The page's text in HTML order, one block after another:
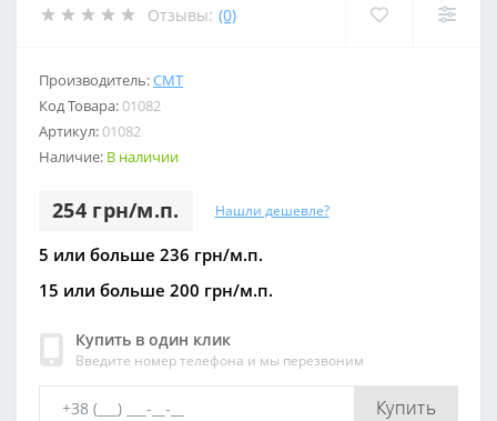
Отзывы: (0)
Производитель:СМТ
Код Товара:01082
Артикул:01082
Наличие: В наличии
254 грн/м.п. Нашли дешевле?
5 или больше 236 грн/м.п.
15 или больше 200 грн/м.п.
Купить в один клик
Введите номер телефона и мы перезвоним
Купить